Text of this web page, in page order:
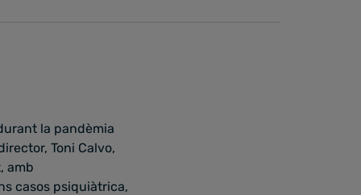
la pandèmia
Toni Calvo,
amb
casos psiquiàtrica,